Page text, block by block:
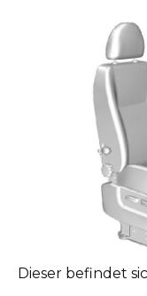
Dieser befindet